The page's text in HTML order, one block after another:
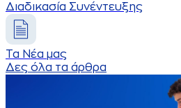
Διαδικασία Συνέντευξης
Τα Νέα μας
Δες όλα τα άρθρα